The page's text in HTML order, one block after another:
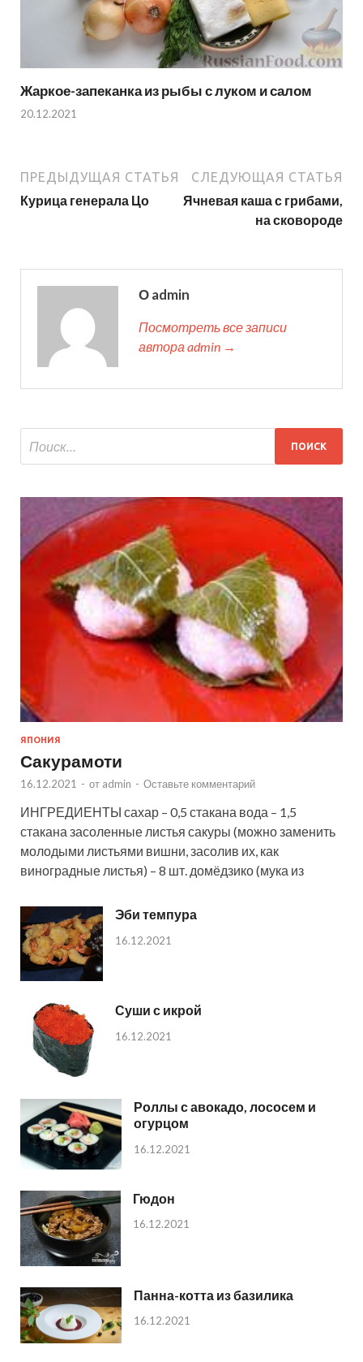
Жаркое-запеканка из рыбы с луком и салом
20.12.2021
ПРЕДЫДУЩАЯ СТАТЬЯ
Курица генерала Цо
СЛЕДУЮЩАЯ СТАТЬЯ
Ячневая каша с грибами,
на сковороде
О admin
Посмотреть все записи
автора admin →
ЯПОНИЯ
Сакурамоти
16.12.2021 - от admin - Оставьте комментарий
ИНГРЕДИЕНТЫ сахар – 0,5 стакана вода – 1,5
стакана засоленные листья сакуры (можно заменить
молодыми листьями вишни, засолив их, как
виноградные листья) – 8 шт. домёдзико (мука из
Эби темпура
16.12.2021
Суши с икрой
16.12.2021
Роллы с авокадо, лососем и
огурцом
16.12.2021
Гюдон
16.12.2021
Панна-котта из базилика
16.12.2021